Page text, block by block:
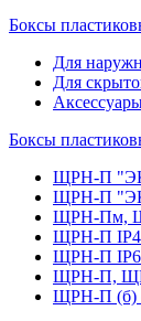
Боксы
Для
Для
Боксы
ЩРН-П
ЩРН-П
ЩРН-Пм,
ЩРН-П
ЩРН-П
ЩРН-П,
ЩРН-П (б)